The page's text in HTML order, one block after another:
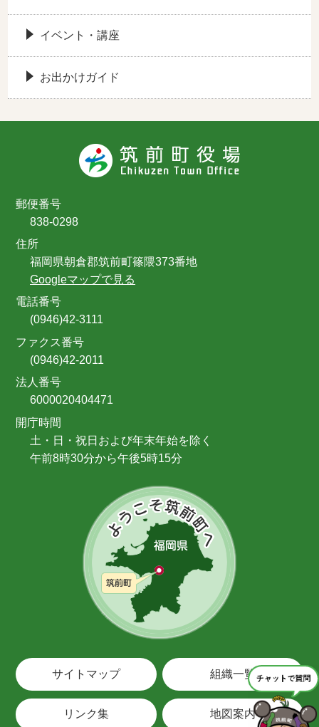
イベント・講座
お出かけガイド
郵便番号
838-0298
住所
福岡県朝倉郡筑前町篠隈373番地
Googleマップで見る
電話番号
(0946)42-3111
ファクス番号
(0946)42-2011
法人番号
6000020404471
開庁時間
土・日・祝日および年末年始を除く
午前8時30分から午後5時15分
サイトマップ 組織一覧
リンク集 地図案内